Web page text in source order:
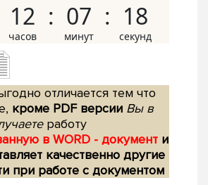
12 07 17
отличается тем что
кроме PDF версии Вы в
работу
в WORD - документ и
качественно другие
при работе с документом